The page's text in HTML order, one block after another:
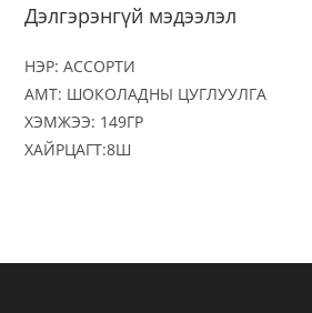
Дэлгэрэнгүй мэдээлэл
НЭР: АССОРТИ
АМТ: ШОКОЛАДНЫ ЦУГЛУУЛГА
ХЭМЖЭЭ: 149ГР
ХАЙРЦАГТ:8Ш